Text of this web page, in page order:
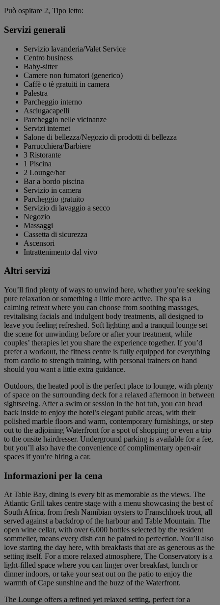
Può ospitare 2, Tipo letto:
Servizi generali
Servizio lavanderia/Valet Service
Centro business
Baby-sitter
Camere non fumatori (generico)
Caffè o tè gratuiti in camera
Palestra
Parcheggio interno
Asciugacapelli
Parcheggio nelle vicinanze
Servizi internet
Salone di bellezza/Negozio di prodotti di bellezza
Parrucchiera/Barbiere
3 Ristorante
1 Piscina
2 Lounge/bar
Bar a bordo piscina
Servizio in camera
Parcheggio gratuito
Servizio di lavaggio a secco
Negozio
Massaggi
Cassetta di sicurezza
Ascensori
Intrattenimento dal vivo
Altri servizi
You’ll find plenty of ways to unwind here, whether you’re seeking
pure relaxation or something a little more active. The spa is a
calming retreat where you can choose from soothing massages,
revitalising facials and indulgent body treatments, all designed to
leave you feeling refreshed. Soft lighting and a tranquil lounge set
the scene for unwinding before or after your treatment, while
couples’ therapies let you share the experience together. If you’d
prefer a workout, the fitness centre is fully equipped for everything
from cardio to strength training, with personal trainers on hand
should you want a little extra guidance.
Outdoors, the heated pool is the perfect place to lounge, with plenty
of space on the surrounding deck for a relaxed afternoon in between
sightseeing. After a swim or session in the hot tub, you can head
back inside to enjoy the hotel’s elegant public areas, with their
polished marble floors and warm, contemporary furnishings, or step
out to the adjoining Waterfront for a spot of shopping or even a trip
to the onsite hairdresser. Underground parking is available for a fee,
but you’ll also have the convenience of complimentary open-air
spaces if you’re hiring a car.
Informazioni per la cena
At Table Bay, dining is every bit as memorable as the views. The
Atlantic Grill takes centre stage with a menu showcasing the best of
South Africa, from fresh Namibian oysters to Franschhoek trout, all
served against a backdrop of the harbour and Table Mountain. The
open wine cellar, with over 6,000 bottles selected by the resident
sommelier, means every dish can be paired to perfection. You’ll also
love starting the day here, with breakfasts that are as generous as the
setting itself. For a more relaxed atmosphere, The Conservatory is a
light-filled space where you can linger over breakfast, lunch or
dinner indoors, or take your seat out on the patio to enjoy the
warmth of Cape sunshine and the buzz of the Waterfront.
The Lounge offers a refined yet relaxed setting, perfect for a